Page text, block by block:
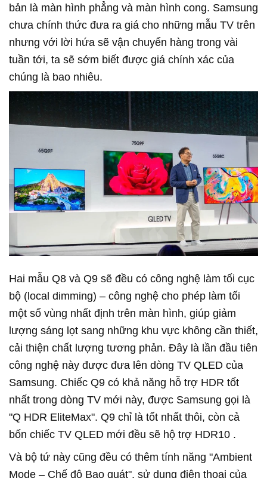
bản là màn hình phẳng và màn hình cong. Samsung
chưa chính thức đưa ra giá cho những mẫu TV trên
nhưng với lời hứa sẽ vận chuyển hàng trong vài
tuần tới, ta sẽ sớm biết được giá chính xác của
chúng là bao nhiêu.
Hai mẫu Q8 và Q9 sẽ đều có công nghệ làm tối cục
bộ (local dimming) – công nghệ cho phép làm tối
một số vùng nhất định trên màn hình, giúp giảm
lượng sáng lọt sang những khu vực không cần thiết,
cải thiện chất lượng tương phản. Đây là lần đầu tiên
công nghệ này được đưa lên dòng TV QLED của
Samsung. Chiếc Q9 có khả năng hỗ trợ HDR tốt
nhất trong dòng TV mới này, được Samsung gọi là
"Q HDR EliteMax". Q9 chỉ là tốt nhất thôi, còn cả
bốn chiếc TV QLED mới đều sẽ hộ trợ HDR10 .
Và bộ tứ này cũng đều có thêm tính năng "Ambient
Mode – Chế độ Bao quát", sử dụng điện thoại của